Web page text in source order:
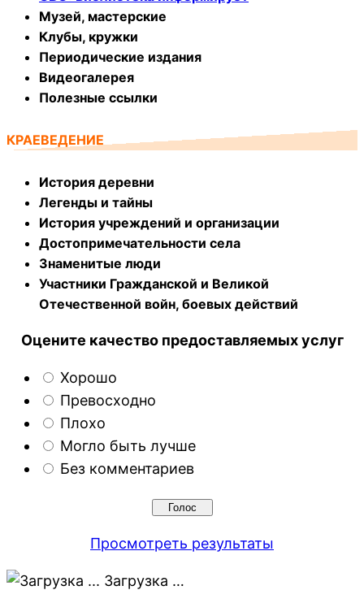
Музей, мастерские
Клубы, кружки
Периодические издания
Видеогалерея
Полезные ссылки
КРАЕВЕДЕНИЕ
История деревни
Легенды и тайны
История учреждений и организации
Достопримечательности села
Знаменитые люди
Участники Гражданской и Великой
Отечественной войн, боевых действий
Оцените качество предоставляемых услуг
Хорошо
Превосходно
Плохо
Могло быть лучше
Без комментариев
Просмотреть результаты
Загрузка …